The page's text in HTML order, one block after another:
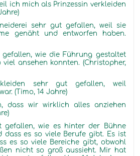
ich mich als Prinzessin verkleiden
sehr gut gefallen, weil sie
genäht und entworfen haben.
wie die Führung gestaltet
ansehen konnten. (Christopher,
sehr gut gefallen, weil
(Timo, 14 Jahre)
dass wir wirklich alles anziehen
wie es hinter der Bühne
dass es so viele Berufe gibt. Es ist
es so viele Bereiche gibt, obwohl
nicht so groß aussieht. Mir hat